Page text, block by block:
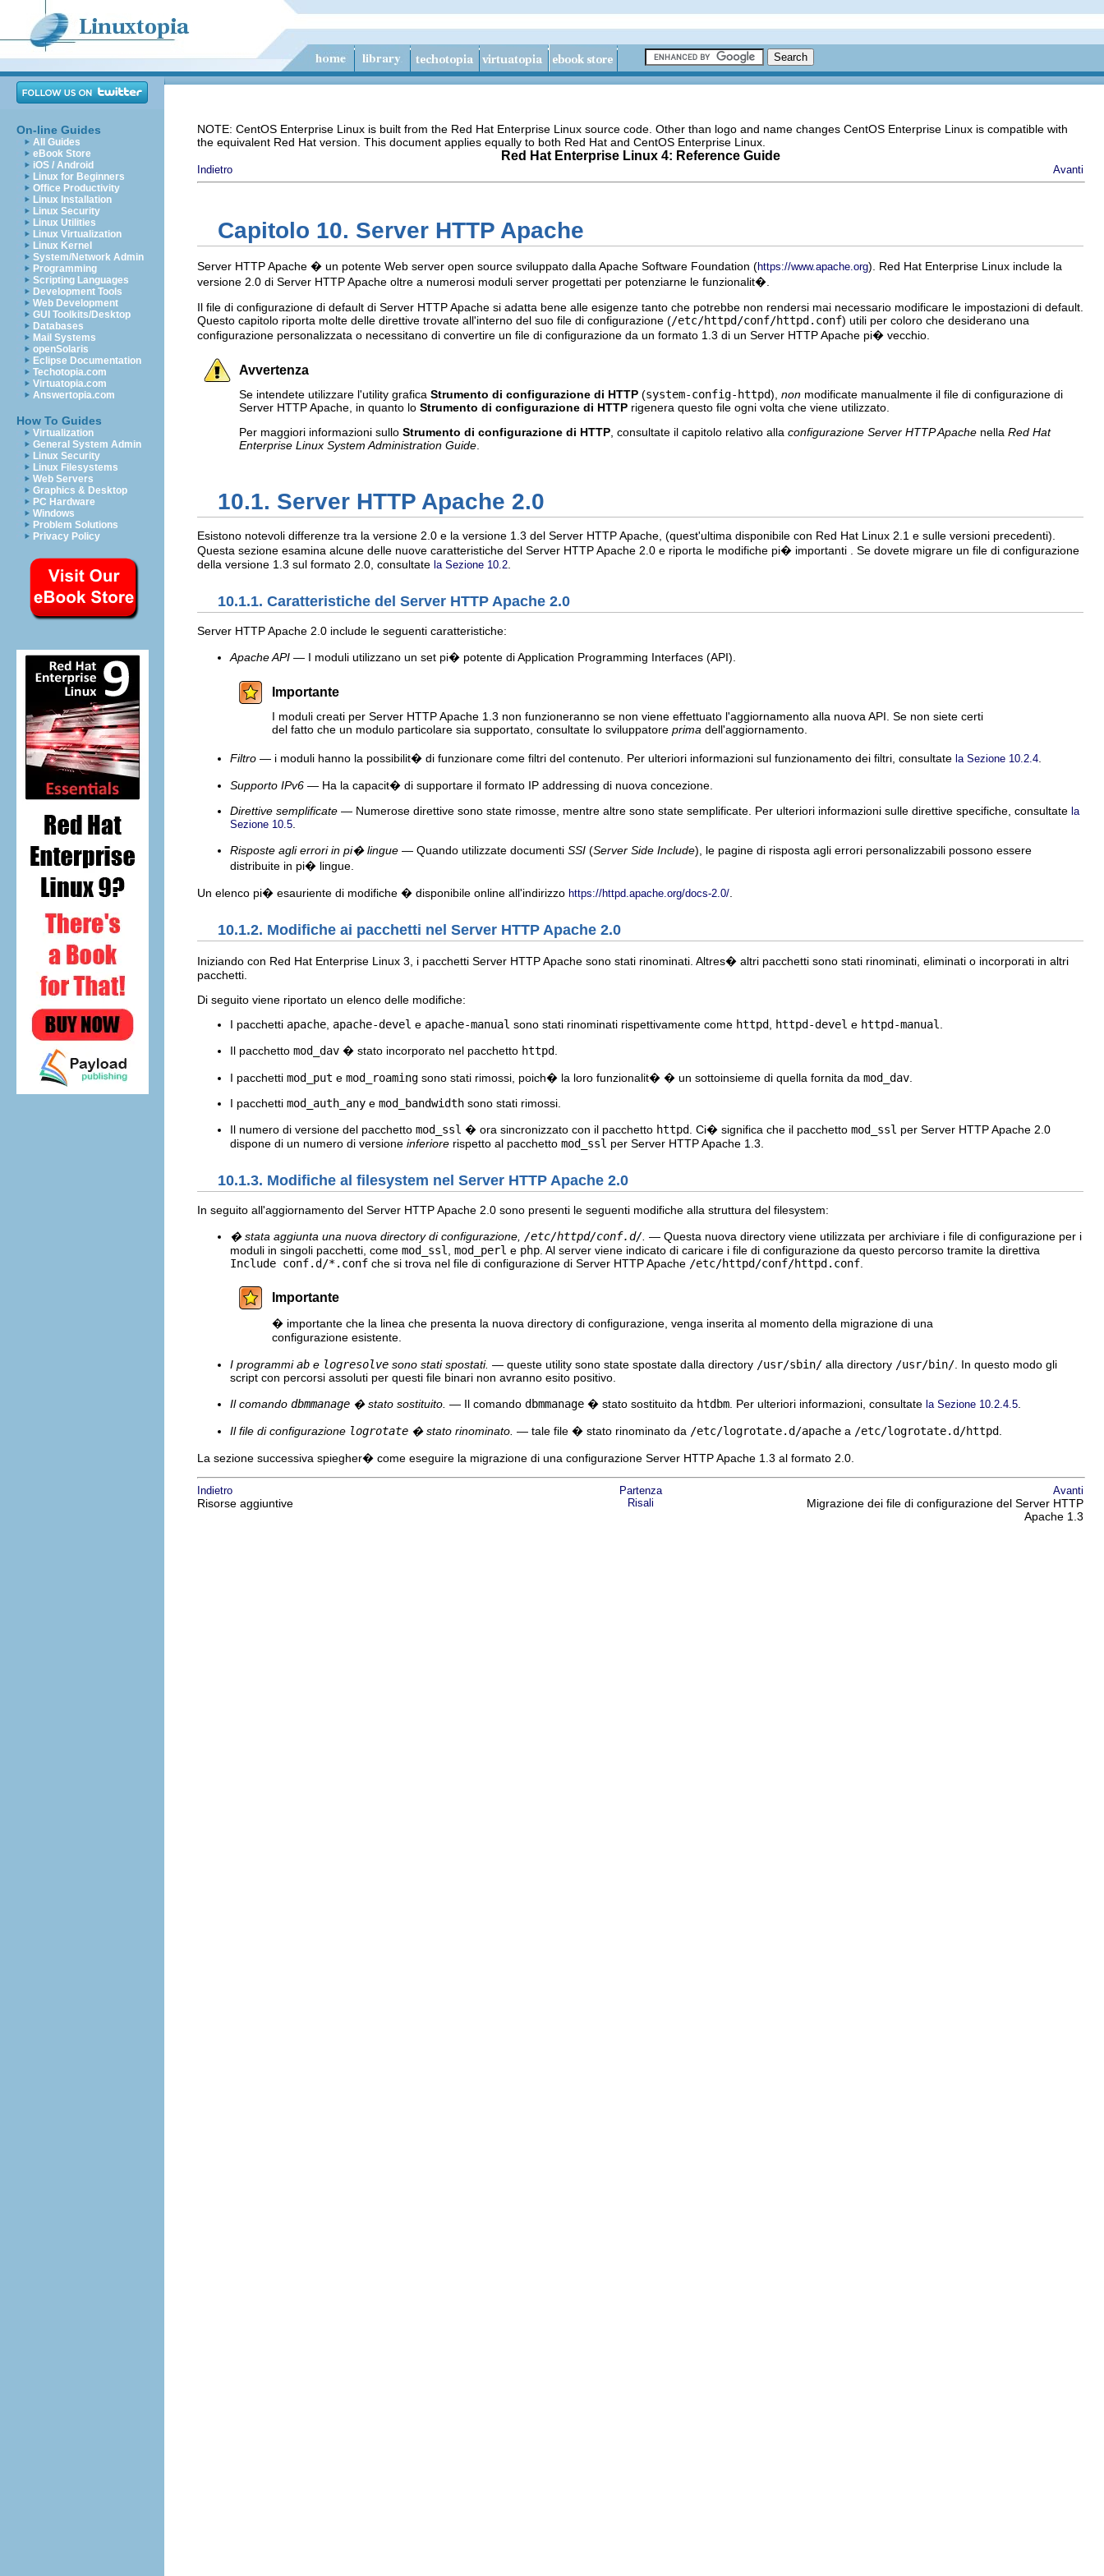
On-line Guides
All Guides
eBook Store
iOS / Android
Linux for Beginners
Office Productivity
Linux Installation
Linux Security
Linux Utilities
Linux Virtualization
Linux Kernel
System/Network Admin
Programming
Scripting Languages
Development Tools
Web Development
GUI Toolkits/Desktop
Databases
Mail Systems
openSolaris
Eclipse Documentation
Techotopia.com
Virtuatopia.com
Answertopia.com
How To Guides
Virtualization
General System Admin
Linux Security
Linux Filesystems
Web Servers
Graphics & Desktop
PC Hardware
Windows
Problem Solutions
Privacy Policy
NOTE: CentOS Enterprise Linux is built from the Red Hat Enterprise Linux source code. Other than logo and name changes CentOS Enterprise Linux is compatible with
the equivalent Red Hat version. This document applies equally to both Red Hat and CentOS Enterprise Linux.
Red Hat Enterprise Linux 4: Reference Guide
Indietro Avanti
Capitolo 10. Server HTTP Apache
Server HTTP Apache � un potente Web server open source sviluppato dalla Apache Software Foundation (https://www.apache.org). Red Hat Enterprise Linux include la
versione 2.0 di Server HTTP Apache oltre a numerosi moduli server progettati per potenziarne le funzionalit�.
Il file di configurazione di default di Server HTTP Apache si adatta bene alle esigenze tanto che potrebbe non rendersi mai necessario modificare le impostazioni di default.
Questo capitolo riporta molte delle direttive trovate all'interno del suo file di configurazione (/etc/httpd/conf/httpd.conf) utili per coloro che desiderano una
configurazione personalizzata o necessitano di convertire un file di configurazione da un formato 1.3 di un Server HTTP Apache pi� vecchio.
Avvertenza
Se intendete utilizzare l'utility grafica Strumento di configurazione di HTTP (system-config-httpd), non modificate manualmente il file di configurazione di
Server HTTP Apache, in quanto lo Strumento di configurazione di HTTP rigenera questo file ogni volta che viene utilizzato.
Per maggiori informazioni sullo Strumento di configurazione di HTTP , consultate il capitolo relativo alla configurazione Server HTTP Apache nella Red Hat
Enterprise Linux System Administration Guide
10.1. Server HTTP Apache 2.0
Esistono notevoli differenze tra la versione 2.0 e la versione 1.3 del Server HTTP Apache, (quest'ultima disponibile con Red Hat Linux 2.1 e sulle versioni precedenti).
Questa sezione esamina alcune delle nuove caratteristiche del Server HTTP Apache 2.0 e riporta le modifiche pi� importanti . Se dovete migrare un file di configurazione
della versione 1.3 sul formato 2.0, consultate la Sezione 10.2.
10.1.1. Caratteristiche del Server HTTP Apache 2.0
Server HTTP Apache 2.0 include le seguenti caratteristiche:
Apache API — I moduli utilizzano un set pi� potente di Application Programming Interfaces (API).
Importante
I moduli creati per Server HTTP Apache 1.3 non funzioneranno se non viene effettuato l'aggiornamento alla nuova API. Se non siete certi
del fatto che un modulo particolare sia supportato, consultate lo sviluppatore prima dell'aggiornamento.
Filtro — i moduli hanno la possibilit� di funzionare come filtri del contenuto. Per ulteriori informazioni sul funzionamento dei filtri, consultate la Sezione 10.2.4
Supporto IPv6 — Ha la capacit� di supportare il formato IP addressing di nuova concezione.
Direttive semplificate — Numerose direttive sono state rimosse, mentre altre sono state semplificate. Per ulteriori informazioni sulle direttive specifiche, consultate la
Sezione 10.5
Risposte agli errori in pi� lingue — Quando utilizzate documenti SSI (Server Side Include), le pagine di risposta agli errori personalizzabili possono essere
distribuite in pi� lingue.
Un elenco pi� esauriente di modifiche � disponibile online all'indirizzo https://httpd.apache.org/docs-2.0/
10.1.2. Modifiche ai pacchetti nel Server HTTP Apache 2.0
Iniziando con Red Hat Enterprise Linux 3, i pacchetti Server HTTP Apache sono stati rinominati. Altres� altri pacchetti sono stati rinominati, eliminati o incorporati in altri
pacchetti.
Di seguito viene riportato un elenco delle modifiche:
I pacchetti apache, apache-devel e apache-manual sono stati rinominati rispettivamente come httpd, httpd-devel e httpd-manual.
Il pacchetto mod_dav � stato incorporato nel pacchetto httpd.
I pacchetti mod_put e mod_roaming sono stati rimossi, poich� la loro funzionalit� � un sottoinsieme di quella fornita da mod_dav.
I pacchetti mod_auth_any e mod_bandwidth sono stati rimossi.
Il numero di versione del pacchetto mod_ssl � ora sincronizzato con il pacchetto httpd. Ci� significa che il pacchetto mod_ssl per Server HTTP Apache 2.0
dispone di un numero di versione inferiore rispetto al pacchetto mod_ssl per Server HTTP Apache 1.3.
10.1.3. Modifiche al filesystem nel Server HTTP Apache 2.0
In seguito all'aggiornamento del Server HTTP Apache 2.0 sono presenti le seguenti modifiche alla struttura del filesystem:
� stata aggiunta una nuova directory di configurazione, /etc/httpd/conf.d/ — Questa nuova directory viene utilizzata per archiviare i file di configurazione per i
moduli in singoli pacchetti, come mod_ssl mod_perl e php . Al server viene indicato di caricare i file di configurazione da questo percorso tramite la direttiva
Include conf.d/*.conf che si trova nel file di configurazione di Server HTTP Apache /etc/httpd/conf/httpd.conf
Importante
� importante che la linea che presenta la nuova directory di configurazione, venga inserita al momento della migrazione di una
configurazione esistente.
I programmiab e logresolve sono stati spostati. — queste utility sono state spostate dalla directory /usr/sbin/ alla directory /usr/bin/ . In questo modo gli
script con percorsi assoluti per questi file binari non avranno esito positivo.
Il comando dbmmanage � stato sostituito. — Il comando dbmmanage � stato sostituito da htdbm . Per ulteriori informazioni, consultate la Sezione 10.2.4.5
Il file di configurazione logrotate � stato rinominato. — tale file � stato rinominato da /etc/logrotate.d/apache a /etc/logrotate.d/httpd
La sezione successiva spiegher� come eseguire la migrazione di una configurazione Server HTTP Apache 1.3 al formato 2.0.
Indietro Partenza Avanti
Risorse aggiuntive Risali
Migrazione dei file di configurazione del Server HTTP
Apache 1.3